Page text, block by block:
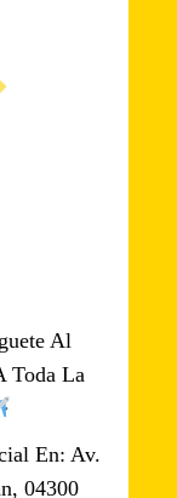
Al
Toda La
En: Av.
04300